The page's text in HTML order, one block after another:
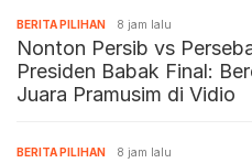
BERITA PILIHAN 8 jam lalu
Nonton Persib vs
Presiden Babak Final:
Juara Pramusim di Vidio
BERITA PILIHAN 8 jam lalu